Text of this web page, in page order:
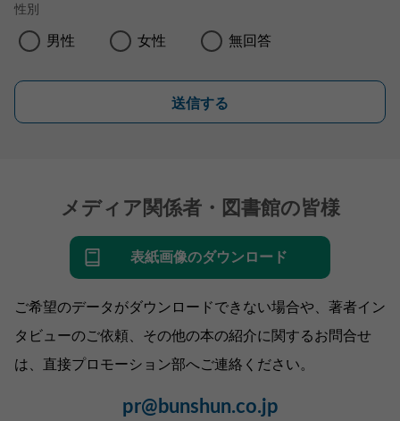
性別
男性 女性 無回答
送信する
メディア関係者・図書館の皆様
表紙画像のダウンロード
ご希望のデータがダウンロードできない場合や、著者イン
タビューのご依頼、その他の本の紹介に関するお問合せ
は、直接プロモーション部へご連絡ください。
pr@bunshun.co.jp